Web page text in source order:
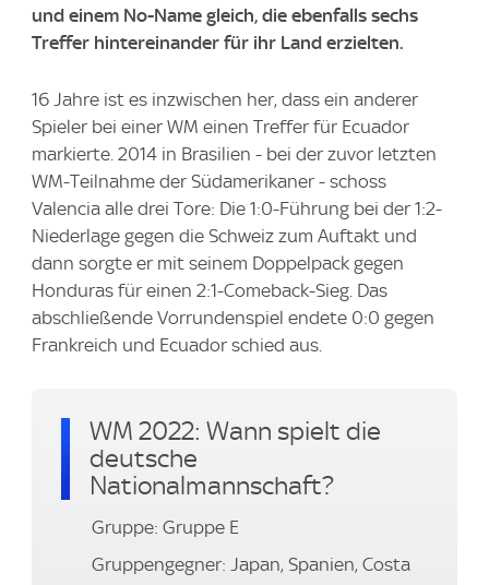
und einem No-Name gleich, die ebenfalls sechs
Treffer hintereinander für ihr Land erzielten.
16 Jahre ist es inzwischen her, dass ein anderer
Spieler bei einer WM einen Treffer für Ecuador
markierte. 2014 in Brasilien - bei der zuvor letzten
WM-Teilnahme der Südamerikaner - schoss
Valencia alle drei Tore: Die 1:0-Führung bei der 1:2-
Niederlage gegen die Schweiz zum Auftakt und
dann sorgte er mit seinem Doppelpack gegen
Honduras für einen 2:1-Comeback-Sieg. Das
abschließende Vorrundenspiel endete 0:0 gegen
Frankreich und Ecuador schied aus.
WM 2022: Wann spielt die
deutsche
Nationalmannschaft?
Gruppe: Gruppe E
Gruppengegner: Japan, Spanien, Costa